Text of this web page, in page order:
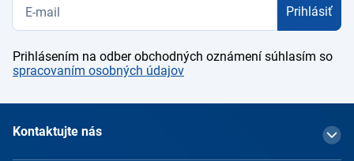
Prihlásiť
Prihlásením na odber obchodných oznámení súhlasím so
spracovaním osobných údajov
Kontaktujte nás